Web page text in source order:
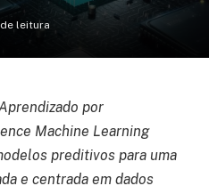
leitura
por
Machine Learning
preditivos para uma
e centrada em dados